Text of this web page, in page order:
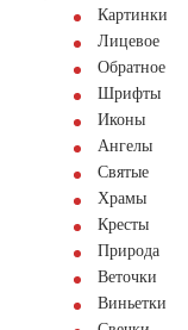
Картинки
Лицевое
Обратное
Шрифты
Иконы
Ангелы
Святые
Храмы
Кресты
Природа
Веточки
Виньетки